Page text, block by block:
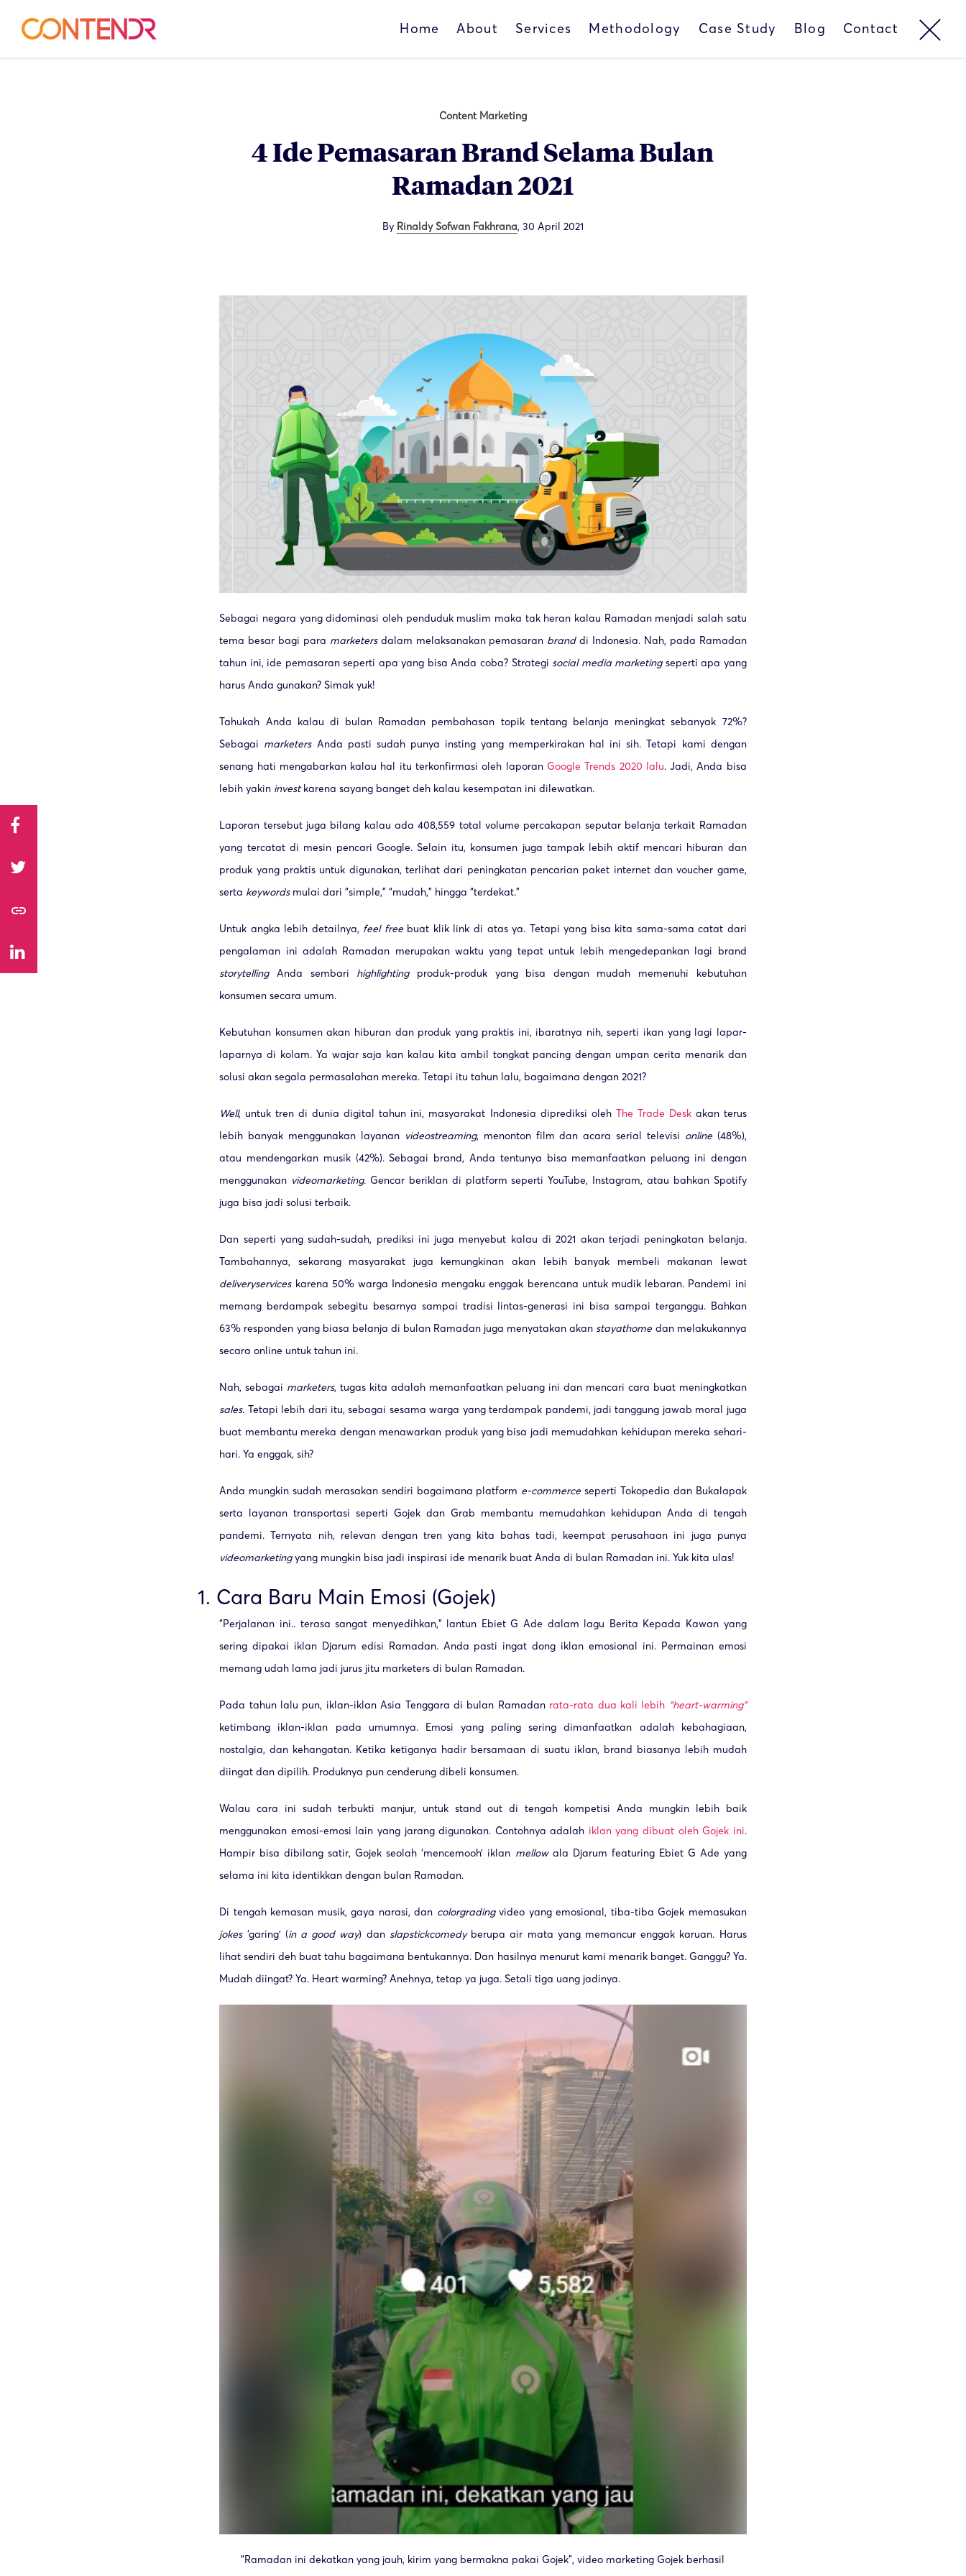
Home About Services Methodology Case Study Blog Contact
Content Marketing
4 Ide Pemasaran Brand Selama Bulan
Ramadan 2021
By Rinaldy Sofwan Fakhrana, 30 April 2021
Sebagai negara yang didominasi oleh penduduk muslim maka tak heran kalau Ramadan menjadi salah satu
tema besar bagi para marketersdalam melaksanakan pemasaran branddi Indonesia. Nah, pada Ramadan
tahun ini, ide pemasaran seperti apa yang bisa Anda coba? Strategi social media marketingseperti apa yang
harus Anda gunakan? Simak yuk!
Tahukah Anda kalau di bulan Ramadan pembahasan topik tentang belanja meningkat sebanyak 72%?
Sebagai marketersAnda pasti sudah punya insting yang memperkirakan hal ini sih. Tetapi kami dengan
senang hati mengabarkan kalau hal itu terkonfirmasi oleh laporan Google Trends 2020 lalu. Jadi, Anda bisa
lebih yakin investkarena sayang banget deh kalau kesempatan ini dilewatkan.
Laporan tersebut juga bilang kalau ada 408,559 total volume percakapan seputar belanja terkait Ramadan
yang tercatat di mesin pencari Google. Selain itu, konsumen juga tampak lebih aktif mencari hiburan dan
produk yang praktis untuk digunakan, terlihat dari peningkatan pencarian paket internet dan voucher game,
serta keywordsmulai dari “simple,” “mudah,” hingga “terdekat.”
Untuk angka lebih detailnya, feel freebuat klik link di atas ya. Tetapi yang bisa kita sama-sama catat dari
pengalaman ini adalah Ramadan merupakan waktu yang tepat untuk lebih mengedepankan lagi brand
storytellingAnda sembari highlightingproduk-produk yang bisa dengan mudah memenuhi kebutuhan
konsumen secara umum.
Kebutuhan konsumen akan hiburan dan produk yang praktis ini, ibaratnya nih, seperti ikan yang lagi lapar-
laparnya di kolam. Ya wajar saja kan kalau kita ambil tongkat pancing dengan umpan cerita menarik dan
solusi akan segala permasalahan mereka. Tetapi itu tahun lalu, bagaimana dengan 2021?
Well, untuk tren di dunia digital tahun ini, masyarakat Indonesia diprediksi oleh The Trade Deskakan terus
lebih banyak menggunakan layanan videostreaming, menonton film dan acara serial televisi online(48%),
atau mendengarkan musik (42%). Sebagai brand, Anda tentunya bisa memanfaatkan peluang ini dengan
menggunakan videomarketing. Gencar beriklan di platform seperti YouTube, Instagram, atau bahkan Spotify
juga bisa jadi solusi terbaik.
Dan seperti yang sudah-sudah, prediksi ini juga menyebut kalau di 2021 akan terjadi peningkatan belanja.
Tambahannya, sekarang masyarakat juga kemungkinan akan lebih banyak membeli makanan lewat
deliveryserviceskarena 50% warga Indonesia mengaku enggak berencana untuk mudik lebaran. Pandemi ini
memang berdampak sebegitu besarnya sampai tradisi lintas-generasi ini bisa sampai terganggu. Bahkan
63% responden yang biasa belanja di bulan Ramadan juga menyatakan akan stayathome dan melakukannya
secara online untuk tahun ini.
Nah, sebagai marketers, tugas kita adalah memanfaatkan peluang ini dan mencari cara buat meningkatkan
sales. Tetapi lebih dari itu, sebagai sesama warga yang terdampak pandemi, jadi tanggung jawab moral juga
buat membantu mereka dengan menawarkan produk yang bisa jadi memudahkan kehidupan mereka sehari-
hari. Ya enggak, sih?
Anda mungkin sudah merasakan sendiri bagaimana platform e-commerce seperti Tokopedia dan Bukalapak
serta layanan transportasi seperti Gojek dan Grab membantu memudahkan kehidupan Anda di tengah
pandemi. Ternyata nih, relevan dengan tren yang kita bahas tadi, keempat perusahaan ini juga punya
videomarketingyang mungkin bisa jadi inspirasi ide menarik buat Anda di bulan Ramadan ini. Yuk kita ulas!
1. Cara Baru Main Emosi (Gojek)
“Perjalanan ini.. terasa sangat menyedihkan,” lantun Ebiet G Ade dalam lagu Berita Kepada Kawan yang
sering dipakai iklan Djarum edisi Ramadan. Anda pasti ingat dong iklan emosional ini. Permainan emosi
memang udah lama jadi jurus jitu marketers di bulan Ramadan.
Pada tahun lalu pun, iklan-iklan Asia Tenggara di bulan Ramadan rata-rata dua kali lebih “heart-warming”
ketimbang iklan-iklan pada umumnya. Emosi yang paling sering dimanfaatkan adalah kebahagiaan,
nostalgia, dan kehangatan. Ketika ketiganya hadir bersamaan di suatu iklan, brand biasanya lebih mudah
diingat dan dipilih. Produknya pun cenderung dibeli konsumen.
Walau cara ini sudah terbukti manjur, untuk stand out di tengah kompetisi Anda mungkin lebih baik
menggunakan emosi-emosi lain yang jarang digunakan. Contohnya adalah iklan yang dibuat oleh Gojek ini.
Hampir bisa dibilang satir, Gojek seolah ‘mencemooh’ iklan mellowala Djarum featuring Ebiet G Ade yang
selama ini kita identikkan dengan bulan Ramadan.
Di tengah kemasan musik, gaya narasi, dan colorgradingvideo yang emosional, tiba-tiba Gojek memasukan
jokes‘garing’ (in a good way) dan slapstickcomedyberupa air mata yang memancur enggak karuan. Harus
lihat sendiri deh buat tahu bagaimana bentukannya. Dan hasilnya menurut kami menarik banget. Ganggu? Ya.
Mudah diingat? Ya. Heart warming? Anehnya, tetap ya juga. Setali tiga uang jadinya.
“Ramadan ini dekatkan yang jauh, kirim yang bermakna pakai Gojek”, video marketing Gojek berhasil
link